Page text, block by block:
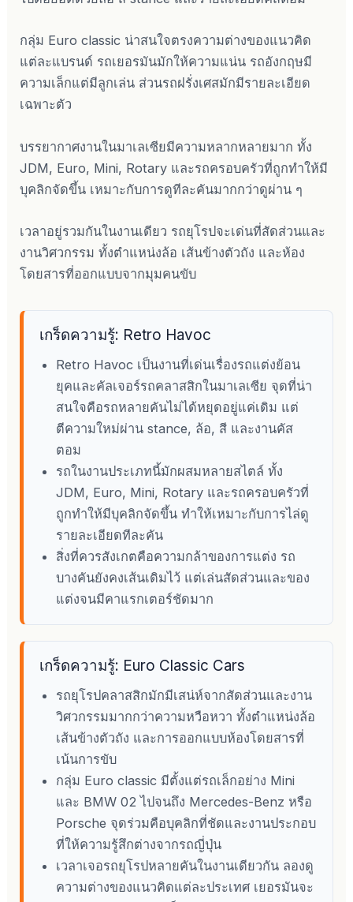
กลุ่ม Euro classic น่าสนใจตรงความต่างของแนวคิด
แต่ละแบรนด์ รถเยอรมันมักให้ความแน่น รถอังกฤษมี
ความเล็กแต่มีลูกเล่น ส่วนรถฝรั่งเศสมักมีรายละเอียด
เฉพาะตัว
บรรยากาศงานในมาเลเซียมีความหลากหลายมาก ทั้ง
JDM, Euro, Mini, Rotary และรถครอบครัวที่ถูกทำให้มี
บุคลิกจัดขึ้น เหมาะกับการดูทีละคันมากกว่าดูผ่าน ๆ
เวลาอยู่รวมกันในงานเดียว รถยุโรปจะเด่นที่สัดส่วนและ
งานวิศวกรรม ทั้งตำแหน่งล้อ เส้นข้างตัวถัง และห้อง
โดยสารที่ออกแบบจากมุมคนขับ
เกร็ดความรู้: Retro Havoc
Retro Havoc เป็นงานที่เด่นเรื่องรถแต่งย้อน
ยุคและคัลเจอร์รถคลาสสิกในมาเลเซีย จุดที่น่า
สนใจคือรถหลายคันไม่ได้หยุดอยู่แค่เดิม แต่
ตีความใหม่ผ่าน stance, ล้อ, สี และงานคัส
ตอม
รถในงานประเภทนี้มักผสมหลายสไตล์ ทั้ง
JDM, Euro, Mini, Rotary และรถครอบครัวที่
ถูกทำให้มีบุคลิกจัดขึ้น ทำให้เหมาะกับการไล่ดู
รายละเอียดทีละคัน
สิ่งที่ควรสังเกตคือความกล้าของการแต่ง รถ
บางคันยังคงเส้นเดิมไว้ แต่เล่นสัดส่วนและของ
แต่งจนมีคาแรกเตอร์ชัดมาก
เกร็ดความรู้: Euro Classic Cars
รถยุโรปคลาสสิกมักมีเสน่ห์จากสัดส่วนและงาน
วิศวกรรมมากกว่าความหวือหวา ทั้งตำแหน่งล้อ
เส้นข้างตัวถัง และการออกแบบห้องโดยสารที่
เน้นการขับ
กลุ่ม Euro classic มีตั้งแต่รถเล็กอย่าง Mini
และ BMW 02 ไปจนถึง Mercedes-Benz หรือ
Porsche จุดร่วมคือบุคลิกที่ชัดและงานประกอบ
ที่ให้ความรู้สึกต่างจากรถญี่ปุ่น
เวลาเจอรถยุโรปหลายคันในงานเดียวกัน ลองดู
ความต่างของแนวคิดแต่ละประเทศ เยอรมันจะ